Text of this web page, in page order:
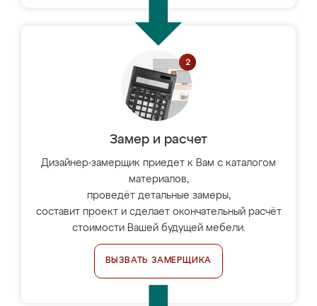
Замер и расчет
Дизайнер-замерщик приедет к Вам с каталогом
материалов,
проведёт детальные замеры,
составит проект и сделает окончательный расчёт
стоимости Вашей будущей мебели.
ВЫЗВАТЬ ЗАМЕРЩИКА